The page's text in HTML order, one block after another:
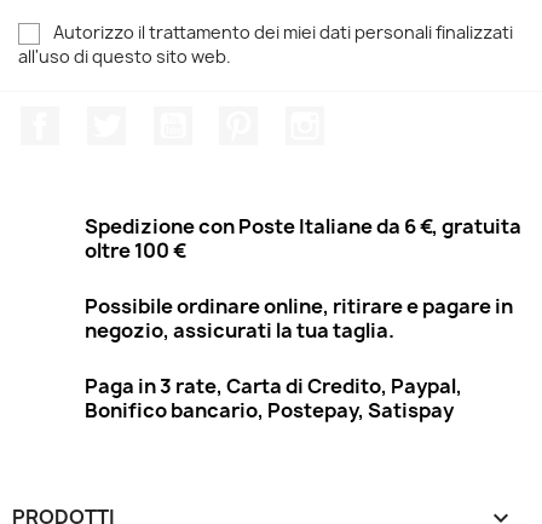
Autorizzo il trattamento dei miei dati personali finalizzati
all'uso di questo sito web.
Spedizione con Poste Italiane da 6 €, gratuita
oltre 100 €
Possibile ordinare online, ritirare e pagare in
negozio, assicurati la tua taglia.
Paga in 3 rate, Carta di Credito, Paypal,
Bonifico bancario, Postepay, Satispay
PRODOTTI 